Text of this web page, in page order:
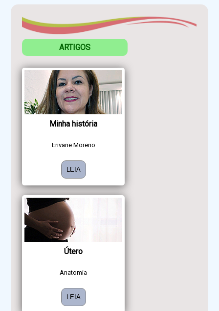
ARTIGOS
Minha história
Erivane Moreno
LEIA
Útero
Anatomia
LEIA